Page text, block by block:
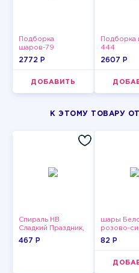
Подборка
шаров-79
2772 P
ДОБАВИТЬ
Подборка
444
2607 P
К ЭТОМУ ТОВАРУ
Спираль HB
Сладкий Праздник,
12 шт.
467 P
шары
розово-
пастельные
82 P